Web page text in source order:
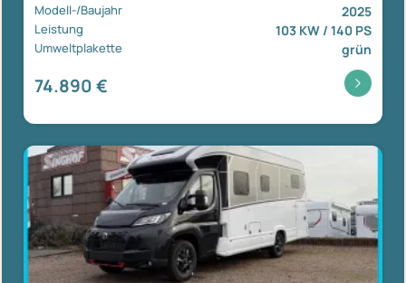
Modell-/Baujahr 2025
Leistung 103 KW / 140 PS
Umweltplakette grün
74.890 €